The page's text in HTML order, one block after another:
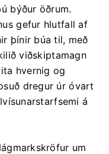
býður öðrum.
gefur hlutfall af
þínir búa til, með
viðskiptamagn
hvernig og
dregur úr óvart
á
um